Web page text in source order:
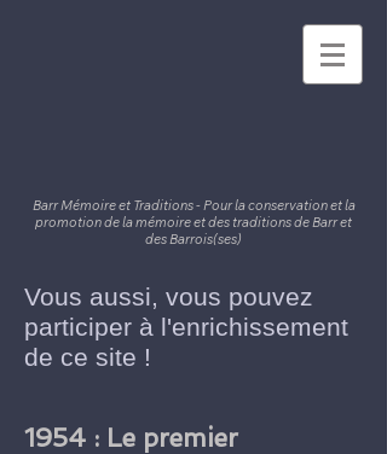
Barr Mémoire et Traditions - Pour la conservation et la
promotion de la mémoire et des traditions de Barr et
des Barrois(ses)
Vous aussi, vous pouvez
participer à l'enrichissement
de ce site !
1954 : Le premier